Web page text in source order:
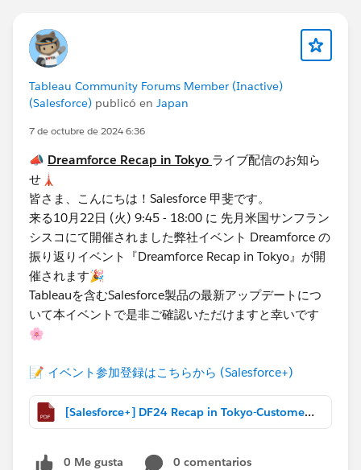
Tableau Community Forums Member (Inactive)
(Salesforce) publicó en Japan
7 de octubre de 2024 6:36
📣 Dreamforce Recap in Tokyo ライブ配信のお知ら
せ​🗼
皆さま、こんにちは！Salesforce 甲斐です。
​来る10月22日 (火) 9:45 - 18:00 に 先月米国サンフラン
シスコにて開催されました弊社イベント Dreamforce の
振り返りイベント『Dreamforce Recap in Tokyo』が開
催されます🎉
Tableauを含むSalesforce製品の最新アップデートにつ
いて本イベントで是非ご確認いただけますと幸いです
🌸
📝 イベント参加登録​はこちらから (Salesforce+)
[Salesforce+] DF24 Recap in Tokyo-Customer Slides.pdf
0 Me gusta
0 comentarios